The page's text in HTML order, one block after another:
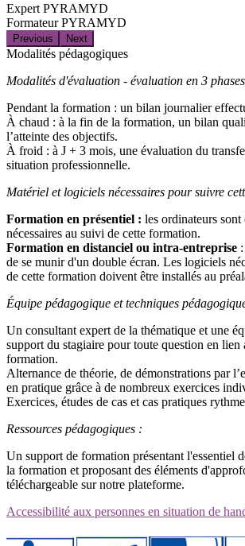
Expert PYRAMYD
Formateur PYRAMYD
Previous Next
Modalités pédagogiques
Modalités d'évaluation - évaluation en 3
Pendant la formation : un bilan journalier
À chaud : à la fin de la formation, un bilan
l’atteinte des objectifs.
À froid : à J + 3 mois, une évaluation du
situation professionnelle.
Matériel et logiciels nécessaires pour suivre
Formation en présentiel : les ordinateurs
nécessaires au suivi de cette formation.
Formation en distanciel ou intra-entreprise
de se munir d'un double écran. Les logiciels
de cette formation doivent être installés au
Équipe pédagogique et techniques
Un consultant expert de la thématique et une
support du stagiaire pour toute question en lien
formation.
Alternance de théorie, de démonstrations par
en pratique grâce à de nombreux exercices
Exercices, études de cas et cas pratiques
Ressources pédagogiques :
Un support de formation présentant l'essentiel
la formation et proposant des éléments
téléchargeable sur notre plateforme.
Accessibilité aux personnes en situation de